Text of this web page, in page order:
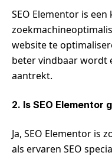
SEO Elementor is
website te
beter vindbaar wordt
aantrekt.
2. Is SEO Elementor
Ja, SEO Elementor is
als ervaren SEO